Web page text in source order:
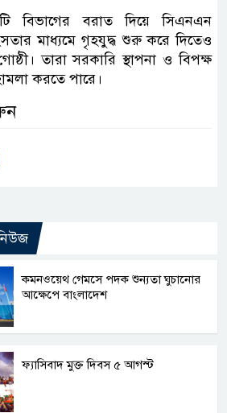
বিভাগের বরাত দিয়ে সিএনএন
মাধ্যমে গৃহযুদ্ধ শুরু করে দিতেও
তারা সরকারি স্থাপনা ও বিপক্ষ
করতে পারে।
কমনওয়েথ গেমসে পদক শুন্যতা ঘুচানোর
আক্ষেপে বাংলাদেশ
ফ্যাসিবাদ মুক্ত দিবস ৫ আগস্ট